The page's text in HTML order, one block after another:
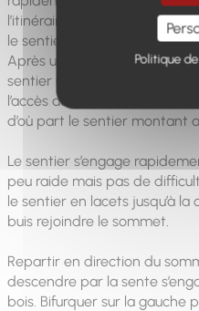
l’itinéraire balisé sur encore
le sentier en sous bois et
Après une dernière
sentier un carrefour
l’accès au col de St Jurs et
d’où part le sentier montant
Le sentier s’engage
peu raide mais pas de
le sentier en lacets jusqu’à la
buis rejoindre le sommet.
Repartir en direction du
descendre par la sente
bois. Bifurquer sur la gauche
Politique